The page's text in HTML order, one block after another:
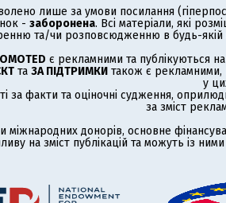
лише за умови посилання
- заборонена. Всі матеріали, які
та/чи розповсюдженню в будь-якій
є рекламними та публікуються
та ЗА ПІДТРИМКИтакож є рекламними,
у
за факти та оціночні судження,
за зміст
міжнародних донорів, основне
на зміст публікацій та можуть із